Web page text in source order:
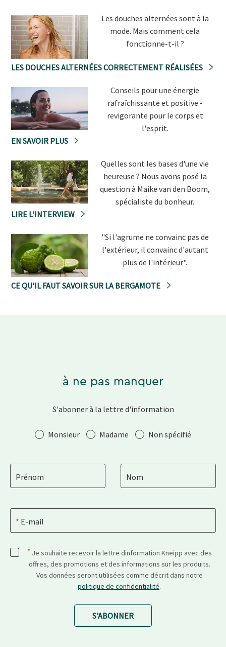
Les douches alternées sont à la
mode. Mais comment cela
fonctionne-t-il ?
LES DOUCHES ALTERNÉES CORRECTEMENT RÉALISÉES
Conseils pour une énergie
rafraîchissante et positive -
revigorante pour le corps et
l'esprit.
EN SAVOIR PLUS
Quelles sont les bases d'une vie
heureuse ? Nous avons posé la
question à Maike van den Boom,
spécialiste du bonheur.
LIRE L'INTERVIEW
"Si l'agrume ne convainc pas de
l'extérieur, il convainc d'autant
plus de l'intérieur".
CE QU'IL FAUT SAVOIR SUR LA BERGAMOTE
à ne pas manquer
S'abonner à la lettre d'information
SalutationMonsieur Madame Non spécifié
Prénom Nom
E-mail
* Je souhaite recevoir la lettre dinformation Kneipp avec des
offres, des promotions et des informations sur les produits.
Vos données seront utilisées comme décrit dans notre
politique de confidentialité.
S'ABONNER